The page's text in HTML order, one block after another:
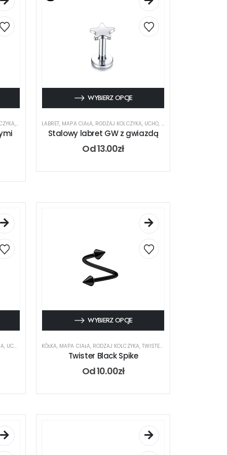
, UCHO USTA
WYBIERZ OPCJE
LABRET, MAPA CIAŁA, RODZAJ KOLCZYKA, UCHO,USTA
Stalowy labret GW z gwiazdą
Od13.00zł
, UCHO
WYBIERZ OPCJE
KÓŁKA, MAPA CIAŁA, RODZAJ KOLCZYKA, TWISTER
Twister Black Spike
Od10.00zł